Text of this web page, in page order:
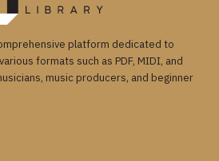
platform dedicated to
formats such as PDF, MIDI, and
music producers, and beginner